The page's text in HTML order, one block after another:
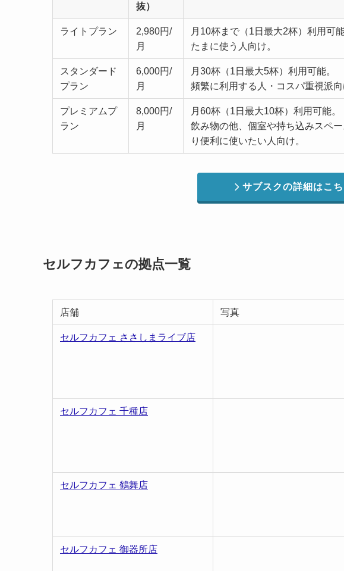
抜）
ライトプラン
2,980円/
月
月10杯まで（1日最大2杯）利用可能
たまに使う人向け。
スタンダード
プラン
6,000円/
月
月30杯（1日最大5杯）利用可能。
頻繁に利用する人・コスパ重視派向
プレミアムプ
ラン
8,000円/
月
月60杯（1日最大10杯）利用可能。
飲み物の他、個室や持ち込みスペ
り便利に使いたい人向け。
サブスクの詳細はこち
セルフカフェの拠点一覧
店舗 写真
セルフカフェ ささしまライブ店
セルフカフェ 千種店
セルフカフェ 鶴舞店
セルフカフェ 御器所店